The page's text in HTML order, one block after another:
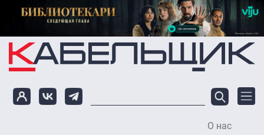
Перейти к основному содержанию
О нас